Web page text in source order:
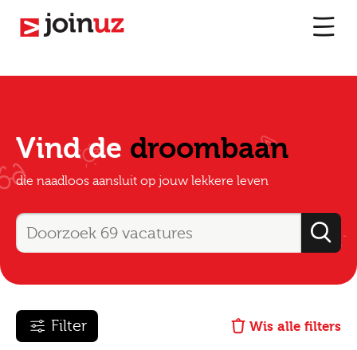
Vind de droombaan
die naadloos aansluit op jouw lekkere leven
Filter Wis alle filters